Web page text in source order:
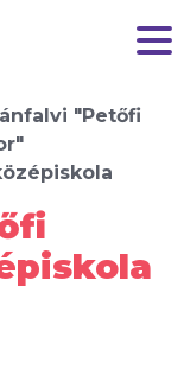
"Petőfi